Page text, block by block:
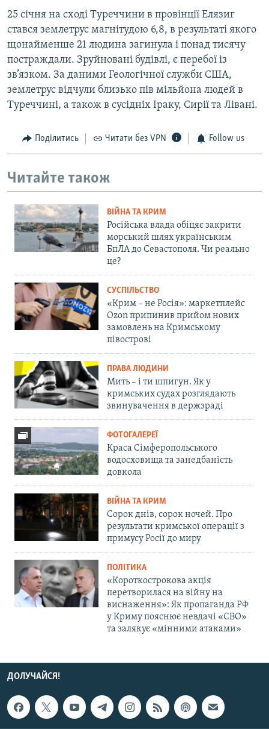
25 січня на сході Туреччини в провінції Елязиг
стався землетрус магнітудою 6,8, в результаті якого
щонайменше 21 людина загинула і понад тисячу
постраждали. Зруйновані будівлі, є перебої із
зв’язком. За даними Геологічної служби США,
землетрус відчули близько пів мільйона людей в
Туреччині, а також в сусідніх Іраку, Сирії та Лівані.
Поділитись Читати без VPN Follow us
Читайте також
ВІЙНА ТА КРИМ
Російська влада обіцяє закрити
морський шлях українським
БпЛА до Севастополя. Чи реально
це?
СУСПІЛЬСТВО
«Крим – не Росія»: маркетплейс
Ozon припинив прийом нових
замовлень на Кримському
півострові
ПРАВА ЛЮДИНИ
Мить – і ти шпигун. Як у
кримських судах розглядають
звинувачення в держзраді
ФОТОГАЛЕРЕЇ
Краса Сімферопольського
водосховища та занедбаність
довкола
ВІЙНА ТА КРИМ
Сорок днів, сорок ночей. Про
результати кримської операції з
примусу Росії до миру
ПОЛІТИКА
«Короткострокова акція
перетворилася на війну на
виснаження»: Як пропаганда РФ
у Криму пояснює невдачі «СВО»
та залякує «мінними атаками»
ДОЛУЧАЙСЯ!